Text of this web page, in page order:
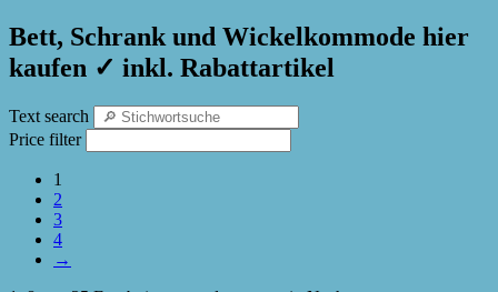
Bett, Schrank und Wickelkommode hier
kaufen ✓ inkl. Rabattartikel
Text search
Price filter
1
2
3
4
→